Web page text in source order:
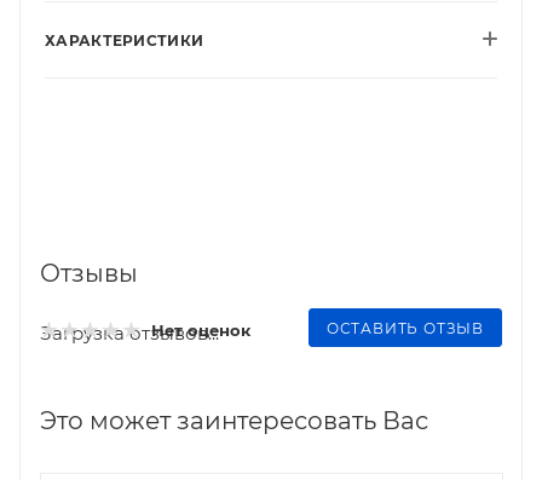
ХАРАКТЕРИСТИКИ
Отзывы
Нет оценок ОСТАВИТЬ ОТЗЫВ
Загрузка отзывов...
Это может заинтересовать Вас